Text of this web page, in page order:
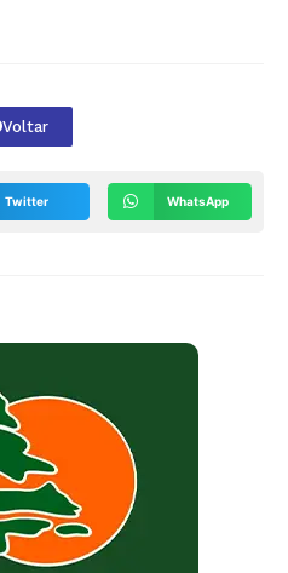
Voltar
Twitter WhatsApp